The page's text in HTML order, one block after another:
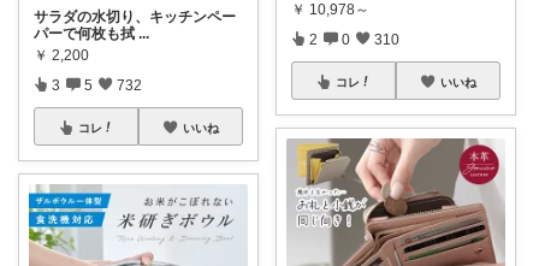
サラダの水切り、キッチンペー
パーで何枚も拭 ...
￥ 2,200
3 5 732
コレ いいね
￥ 10,978～
2 0 310
コレ いいね